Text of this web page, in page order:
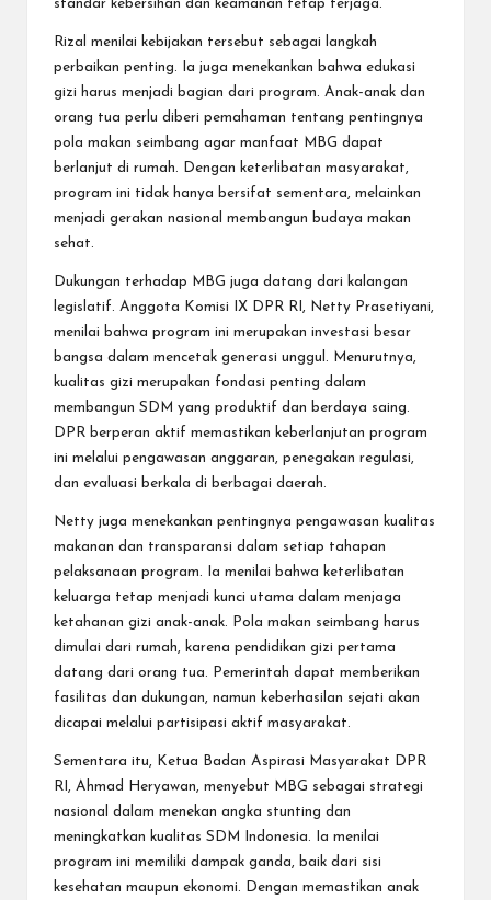
standar kebersihan dan keamanan tetap terjaga.
Rizal menilai kebijakan tersebut sebagai langkah
perbaikan penting. Ia juga menekankan bahwa edukasi
gizi harus menjadi bagian dari program. Anak-anak dan
orang tua perlu diberi pemahaman tentang pentingnya
pola makan seimbang agar manfaat MBG dapat
berlanjut di rumah. Dengan keterlibatan masyarakat,
program ini tidak hanya bersifat sementara, melainkan
menjadi gerakan nasional membangun budaya makan
sehat.
Dukungan terhadap MBG juga datang dari kalangan
legislatif. Anggota Komisi IX DPR RI, Netty Prasetiyani,
menilai bahwa program ini merupakan investasi besar
bangsa dalam mencetak generasi unggul. Menurutnya,
kualitas gizi merupakan fondasi penting dalam
membangun SDM yang produktif dan berdaya saing.
DPR berperan aktif memastikan keberlanjutan program
ini melalui pengawasan anggaran, penegakan regulasi,
dan evaluasi berkala di berbagai daerah.
Netty juga menekankan pentingnya pengawasan kualitas
makanan dan transparansi dalam setiap tahapan
pelaksanaan program. Ia menilai bahwa keterlibatan
keluarga tetap menjadi kunci utama dalam menjaga
ketahanan gizi anak-anak. Pola makan seimbang harus
dimulai dari rumah, karena pendidikan gizi pertama
datang dari orang tua. Pemerintah dapat memberikan
fasilitas dan dukungan, namun keberhasilan sejati akan
dicapai melalui partisipasi aktif masyarakat.
Sementara itu, Ketua Badan Aspirasi Masyarakat DPR
RI, Ahmad Heryawan, menyebut MBG sebagai strategi
nasional dalam menekan angka stunting dan
meningkatkan kualitas SDM Indonesia. Ia menilai
program ini memiliki dampak ganda, baik dari sisi
kesehatan maupun ekonomi. Dengan memastikan anak